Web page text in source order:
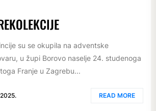
su se okupila na adventske
u župi Borovo naselje 24. studenoga
Franje u Zagrebu...
READ MORE